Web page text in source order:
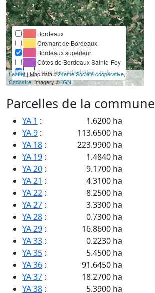
Bordeaux
Crémant de Bordeaux
Bordeaux supérieur
Côtes de Bordeaux Sainte-Foy
Parcelles cadastrales - null
Leaflet | Map data ©24eme Société coopérative,
Cadastre, Imagery ©IGN
Parcelles de la commune
YA 1 :
1.6200 ha
YA 9 :
113.6500 ha
YA 18 :
223.9900 ha
YA 19 :
1.4840 ha
YA 20 :
9.1700 ha
YA 21 :
4.3100 ha
YA 22 :
8.2500 ha
YA 27 :
3.3300 ha
YA 28 :
0.7300 ha
YA 29 :
16.8600 ha
YA 33 :
0.2230 ha
YA 35 :
5.4500 ha
YA 36 :
91.6450 ha
YA 37 :
18.2700 ha
YA 38 : 5.3900 ha